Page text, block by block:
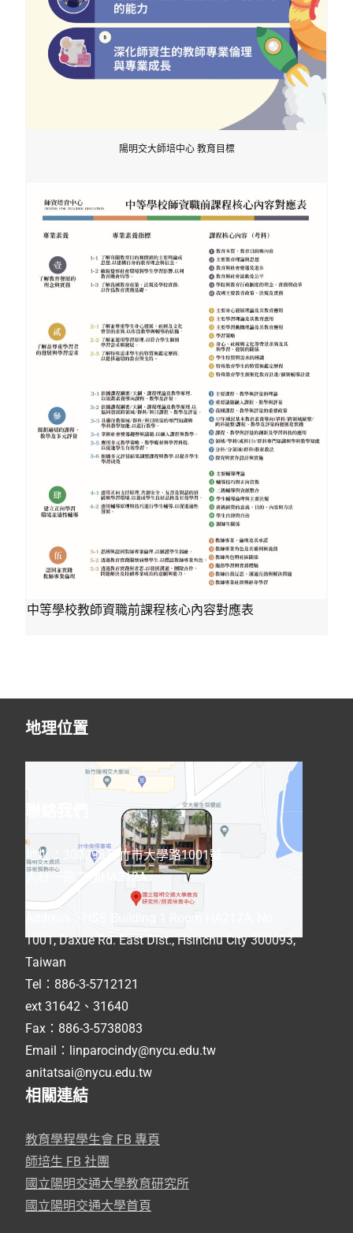
陽明交大師培中心 教育目標
中等學校教師資職前課程核心內容對應表
地理位置
地址：300093新竹市大學路1001號
人社一館二樓HA212A
1001, Daxue Rd. East Dist., Hsinchu City 300093,
Taiwan
Tel：886-3-5712121
ext 31642、31640
Fax：886-3-5738083
Email：linparocindy@nycu.edu.tw
anitatsai@nycu.edu.tw
相關連結
教育學程學生會 FB 專頁
師培生 FB 社團
國立陽明交通大學教育研究所
國立陽明交通大學首頁